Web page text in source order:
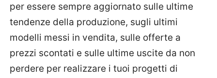
per essere sempre aggiornato sulle ultime
tendenze della produzione, sugli ultimi
modelli messi in vendita, sulle offerte a
prezzi scontati e sulle ultime uscite da non
perdere per realizzare i tuoi progetti di